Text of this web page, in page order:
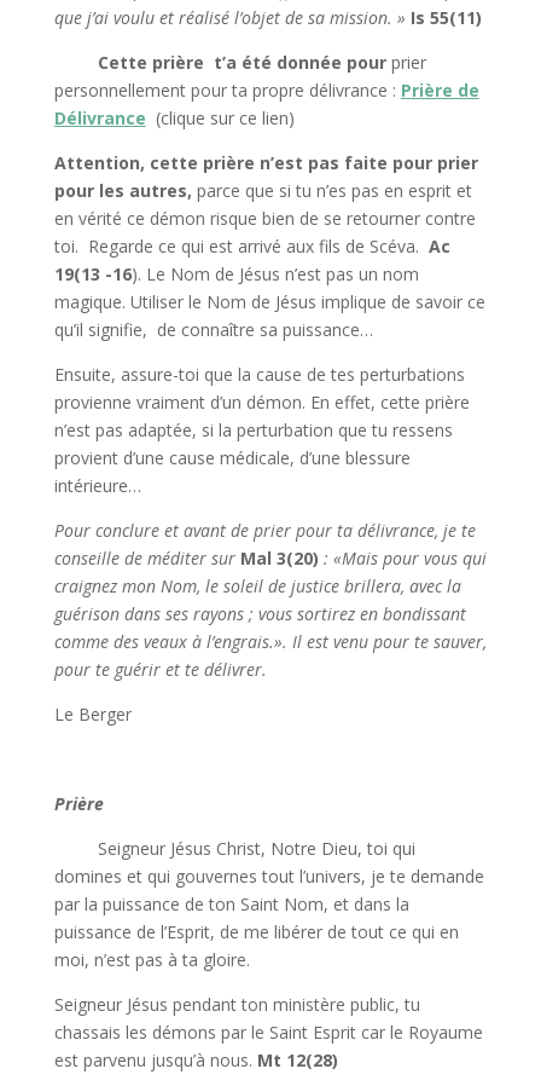
que j’ai voulu et réalisé l’objet de sa mission. » Is 55(11)
Cette prière t’a été donnée pour prier
personnellement pour ta propre délivrance : Prière de
Délivrance (clique sur ce lien)
Attention, cette prière n’est pas faite pour prier
pour les autres, parce que si tu n’es pas en esprit et
en vérité ce démon risque bien de se retourner contre
toi. Regarde ce qui est arrivé aux fils de Scéva. Ac
19(13 -16). Le Nom de Jésus n’est pas un nom
magique. Utiliser le Nom de Jésus implique de savoir ce
qu’il signifie, de connaître sa puissance…
Ensuite, assure-toi que la cause de tes perturbations
provienne vraiment d’un démon. En effet, cette prière
n’est pas adaptée, si la perturbation que tu ressens
provient d’une cause médicale, d’une blessure
intérieure…
Pour conclure et avant de prier pour ta délivrance, je te
conseille de méditer sur Mal 3(20) : «Mais pour vous qui
craignez mon Nom, le soleil de justice brillera, avec la
guérison dans ses rayons ; vous sortirez en bondissant
comme des veaux à l’engrais.». Il est venu pour te sauver,
pour te guérir et te délivrer.
Le Berger
Prière
Seigneur Jésus Christ, Notre Dieu, toi qui
domines et qui gouvernes tout l’univers, je te demande
par la puissance de ton Saint Nom, et dans la
puissance de l’Esprit, de me libérer de tout ce qui en
moi, n’est pas à ta gloire.
Seigneur Jésus pendant ton ministère public, tu
chassais les démons par le Saint Esprit car le Royaume
est parvenu jusqu’à nous. Mt 12(28)